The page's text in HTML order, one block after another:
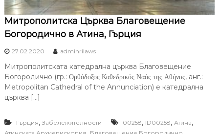
Митрополитска Църква Благовещение
Богородично в Атина, Гърция
27.02.2020 adminrilaws
Митрополитската катедрална църква Благовещение
Богородично (гр.: Ορθόδοξος Καθεδρικός Ναός της Αθήνας, анг.:
Metropolitan Cathedral of the Annunciation) е катедрална
църква […]
Гърция, Забележителности 00258, ID00258, Атина,